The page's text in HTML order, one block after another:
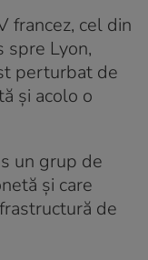
francez, cel din
spre Lyon,
perturbat de
şi acolo o
un grup de
și care
de